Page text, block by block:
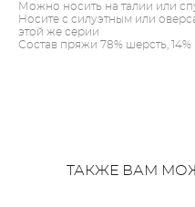
Можно носить на талии или
Носите с силуэтным или
этой же серии
Состав пряжи 78% шерсть,
ТАКЖЕ ВАМ